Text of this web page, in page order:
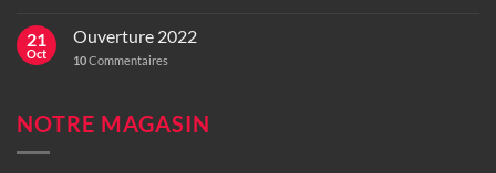
21
Oct
Ouverture 2022
10Commentaires
NOTRE MAGASIN